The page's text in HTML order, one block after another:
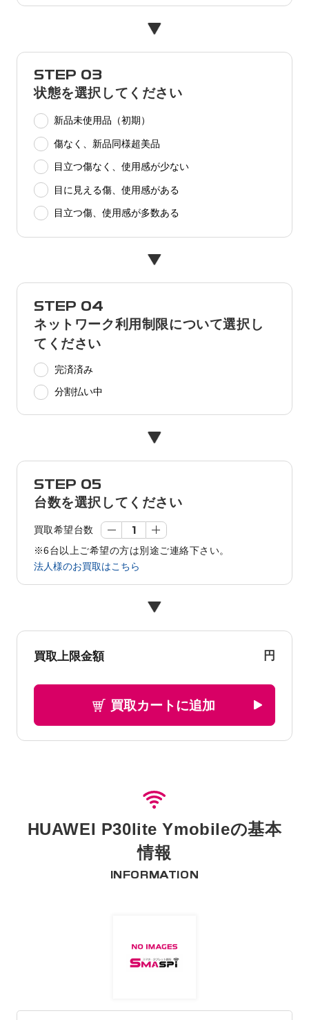
STEP 03
状態を選択してください
新品未使用品（初期）
傷なく、新品同様超美品
目立つ傷なく、使用感が少ない
目に見える傷、使用感がある
目立つ傷、使用感が多数ある
STEP 04
ネットワーク利用制限について選択し
てください
完済済み
分割払い中
STEP 05
台数を選択してください
買取希望台数
※6台以上ご希望の方は別途ご連絡下さい。
法人様のお買取はこちら
買取上限金額 円
買取カートに追加
HUAWEI P30lite Ymobileの基本
情報
INFORMATION